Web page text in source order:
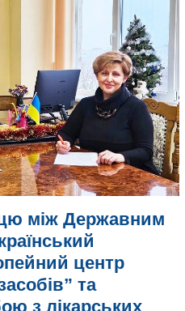
між Державним
центр
та
з лікарських